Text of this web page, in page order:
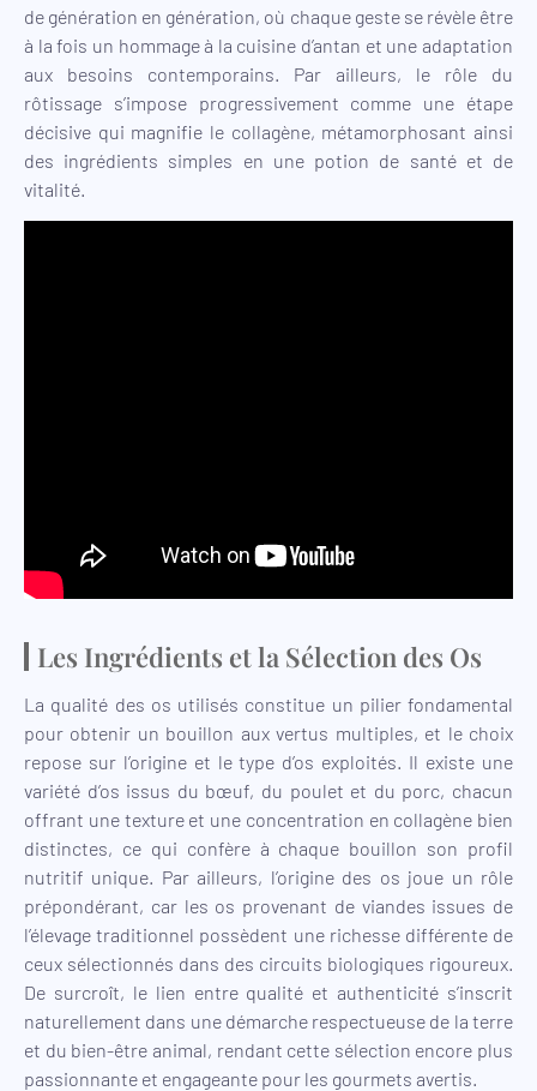
de génération en génération, où chaque geste se révèle être
à la fois un hommage à la cuisine d’antan et une adaptation
aux besoins contemporains. Par ailleurs, le rôle du
rôtissage s’impose progressivement comme une étape
décisive qui magnifie le collagène, métamorphosant ainsi
des ingrédients simples en une potion de santé et de
vitalité.
Les Ingrédients et la Sélection des Os
La qualité des os utilisés constitue un pilier fondamental
pour obtenir un bouillon aux vertus multiples, et le choix
repose sur l’origine et le type d’os exploités. Il existe une
variété d’os issus du bœuf, du poulet et du porc, chacun
offrant une texture et une concentration en collagène bien
distinctes, ce qui confère à chaque bouillon son profil
nutritif unique. Par ailleurs, l’origine des os joue un rôle
prépondérant, car les os provenant de viandes issues de
l’élevage traditionnel possèdent une richesse différente de
ceux sélectionnés dans des circuits biologiques rigoureux.
De surcroît, le lien entre qualité et authenticité s’inscrit
naturellement dans une démarche respectueuse de la terre
et du bien-être animal, rendant cette sélection encore plus
passionnante et engageante pour les gourmets avertis.